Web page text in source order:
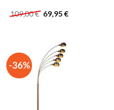
109,00€ Ursprünglicher
Preis
69,95€Aktueller
-36%